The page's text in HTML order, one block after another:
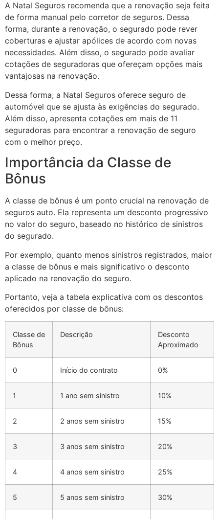
A Natal Seguros recomenda que a renovação seja feita
de forma manual pelo corretor de seguros. Dessa
forma, durante a renovação, o segurado pode rever
coberturas e ajustar apólices de acordo com novas
necessidades. Além disso, o segurado pode avaliar
cotações de seguradoras que ofereçam opções mais
vantajosas na renovação.
Dessa forma, a Natal Seguros oferece seguro de
automóvel que se ajusta às exigências do segurado.
Além disso, apresenta cotações em mais de 11
seguradoras para encontrar a renovação de seguro
com o melhor preço.
Importância da Classe de
Bônus
A classe de bônus é um ponto crucial na renovação de
seguros auto. Ela representa um desconto progressivo
no valor do seguro, baseado no histórico de sinistros
do segurado.
Por exemplo, quanto menos sinistros registrados, maior
a classe de bônus e mais significativo o desconto
aplicado na renovação do seguro.
Portanto, veja a tabela explicativa com os descontos
oferecidos por classe de bônus:
Classe de
Bônus
Descrição
Desconto
Aproximado
0 Início do contrato 0%
1 1 ano sem sinistro 10%
2 2 anos sem sinistro 15%
3 3 anos sem sinistro 20%
4 4 anos sem sinistro 25%
5 5 anos sem sinistro 30%